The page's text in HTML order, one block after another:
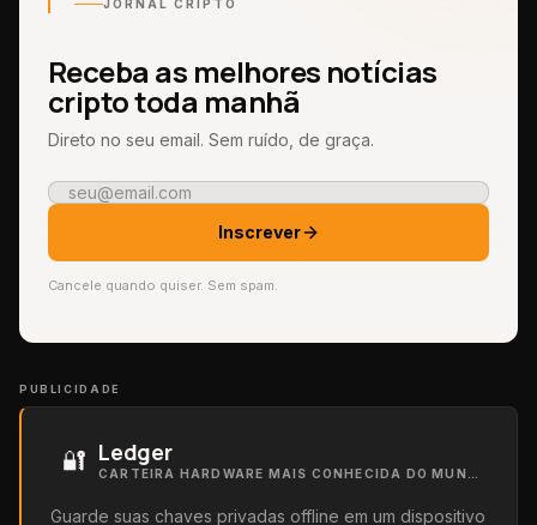
JORNAL CRIPTO
Receba as melhores notícias
cripto toda manhã
Direto no seu email. Sem ruído, de graça.
Inscrever
Cancele quando quiser. Sem spam.
PUBLICIDADE
🔐 Ledger
Guarde suas chaves privadas offline em um dispositivo